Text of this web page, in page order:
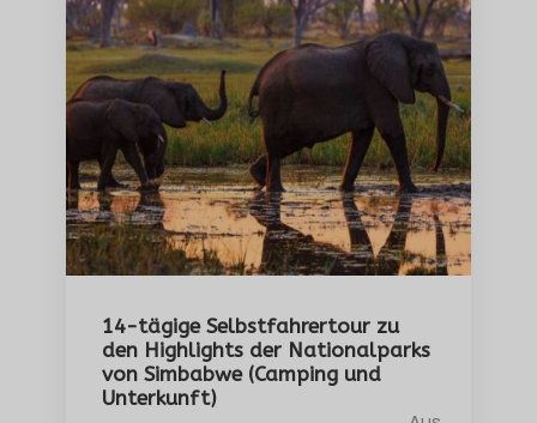
14-tägige Selbstfahrertour zu
den Highlights der Nationalparks
von Simbabwe (Camping und
Unterkunft)